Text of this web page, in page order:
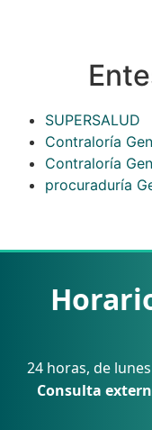
SUPERSALUD
Contraloría
Contraloría
procuraduría
24 horas, de
Consulta